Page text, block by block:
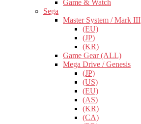
Game & Watch
Sega
Master System / Mark III
(EU)
(JP)
(KR)
Game Gear (ALL)
Mega Drive / Genesis
(JP)
(US)
(EU)
(AS)
(KR)
(CA)